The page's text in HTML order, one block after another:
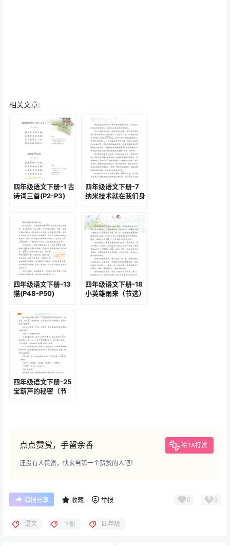
相关文章:
四年级语文下册-1 古
诗词三首(P2-P3)
四年级语文下册-7
纳米技术就在我们身
四年级语文下册-13
猫(P48-P50)
四年级语文下册-18
小英雄雨来（节选）
四年级语文下册-25
宝葫芦的秘密（节
点点赞赏，手留余香 给TA打赏
还没有人赞赏，快来当第一个赞赏的人吧！
海报分享 收藏 举报 0 0
语文 下册 四年级